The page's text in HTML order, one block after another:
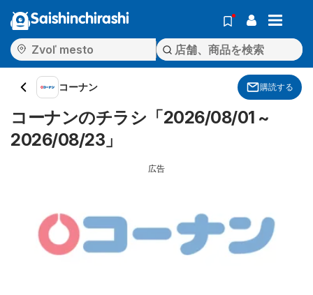
Saishinchirashi
コーナン 購読する
コーナンのチラシ「2026/08/01 ~
2026/08/23」
広告